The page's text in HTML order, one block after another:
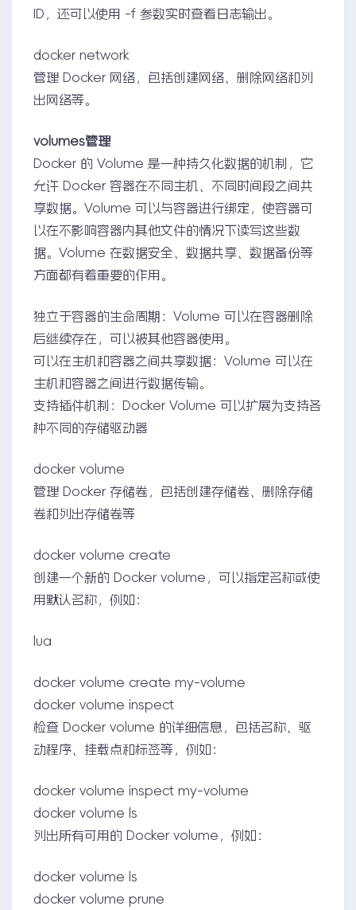
ID，还可以使用 -f 参数实时查看日志输出。
docker network
管理 Docker 网络，包括创建网络、删除网络和列
出网络等。
volumes管理
Docker 的 Volume 是一种持久化数据的机制，它
允许 Docker 容器在不同主机、不同时间段之间共
享数据。Volume 可以与容器进行绑定，使容器可
以在不影响容器内其他文件的情况下读写这些数
据。Volume 在数据安全、数据共享、数据备份等
方面都有着重要的作用。
独立于容器的生命周期：Volume 可以在容器删除
后继续存在，可以被其他容器使用。
可以在主机和容器之间共享数据：Volume 可以在
主机和容器之间进行数据传输。
支持插件机制：Docker Volume 可以扩展为支持各
种不同的存储驱动器
docker volume
管理 Docker 存储卷，包括创建存储卷、删除存储
卷和列出存储卷等
docker volume create
创建一个新的 Docker volume，可以指定名称或使
用默认名称，例如：
lua
docker volume create my-volume
docker volume inspect
检查 Docker volume 的详细信息，包括名称、驱
动程序、挂载点和标签等，例如：
docker volume inspect my-volume
docker volume ls
列出所有可用的 Docker volume，例如：
docker volume ls
docker volume prune